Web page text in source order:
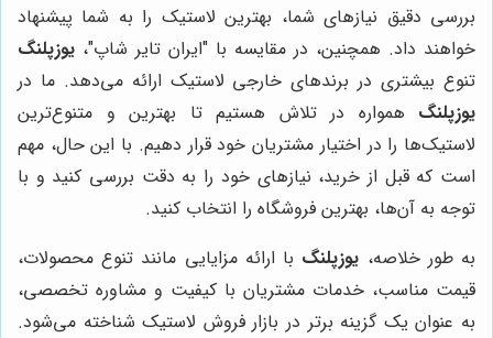
بررسی دقیق نیازهای شما، بهترین لاستیک را به شما پیشنهاد
خواهند داد. همچنین، در مقایسه با "ایران تایر شاپ"، یوزپلنگ
تنوع بیشتری در برندهای خارجی لاستیک ارائه می‌دهد. ما در
یوزپلنگ همواره در تلاش هستیم تا بهترین و متنوع‌ترین
لاستیک‌ها را در اختیار مشتریان خود قرار دهیم. با این حال، مهم
است که قبل از خرید، نیازهای خود را به دقت بررسی کنید و با
توجه به آن‌ها، بهترین فروشگاه را انتخاب کنید.
به طور خلاصه، یوزپلنگ با ارائه مزایایی مانند تنوع محصولات،
قیمت مناسب، خدمات مشتریان با کیفیت و مشاوره تخصصی،
به عنوان یک گزینه برتر در بازار فروش لاستیک شناخته می‌شود.